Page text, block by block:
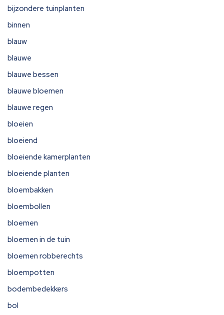
bijzondere tuinplanten
binnen
blauw
blauwe
blauwe bessen
blauwe bloemen
blauwe regen
bloeien
bloeiend
bloeiende kamerplanten
bloeiende planten
bloembakken
bloembollen
bloemen
bloemen in de tuin
bloemen robberechts
bloempotten
bodembedekkers
bol